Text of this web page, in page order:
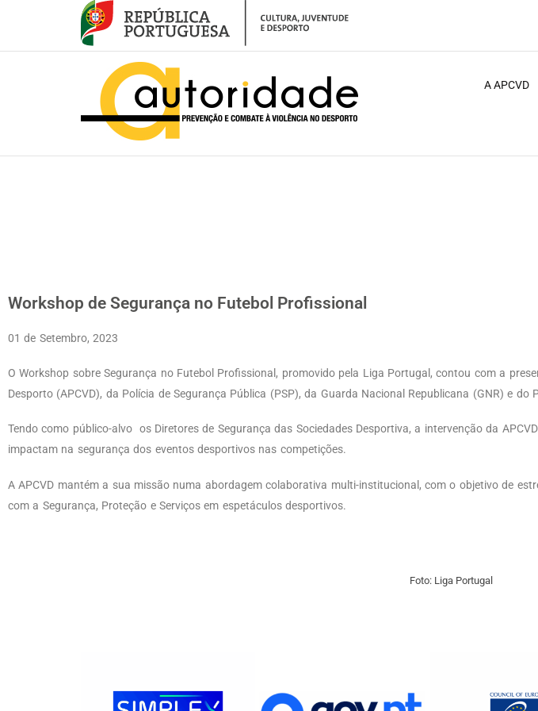
A APCVD
Workshop de Segurança no Futebol Profissional
01 de Setembro, 2023
O Workshop sobre Segurança no Futebol Profissional, promovido pela Liga Portugal, contou com a
Desporto (APCVD), da Polícia de Segurança Pública (PSP), da Guarda Nacional Republicana (GNR) e
Tendo como público-alvo os Diretores de Segurança das Sociedades Desportiva, a intervenção da
impactam na segurança dos eventos desportivos nas competições.
A APCVD mantém a sua missão numa abordagem colaborativa multi-institucional, com o objetivo de
com a Segurança, Proteção e Serviços em espetáculos desportivos.
Foto: Liga Portugal